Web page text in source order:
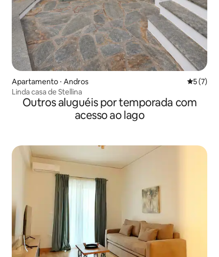
Apartamento ⋅ Andros 5 de
5 (7)
Linda casa de Stellina
Outros aluguéis por temporada com
acesso ao lago